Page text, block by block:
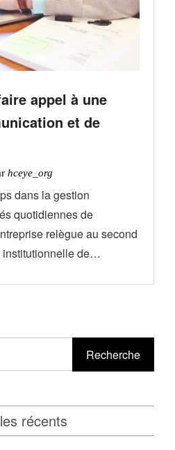
appel à une
et de
hceye_org
dans la gestion
quotidiennes de
relègue au second
institutionnelle de…
récents